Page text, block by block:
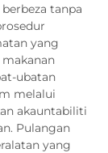
tanpa
yang
ubatan
melalui
akauntabiliti
Pulangan
yang